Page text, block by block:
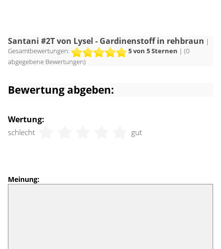
Santani #2T von Lysel - Gardinenstoff in rehbraun |
Gesamtbewertungen:
5von 5 Sternen | (0
abgegebene Bewertungen)
Bewertung abgeben:
Wertung:
schlecht gut
Meinung: